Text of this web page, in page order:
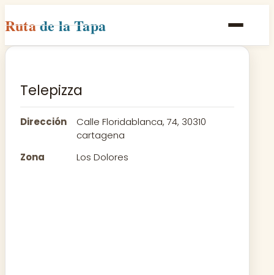
Rutade la Tapa
Inicio
Rutas
Contacto
Telepizza
Dirección
Calle Floridablanca, 74, 30310
cartagena
Zona
Los Dolores